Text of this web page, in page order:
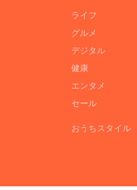
ライフ
グルメ
デジタル
健康
エンタメ
セール
おうちスタイル